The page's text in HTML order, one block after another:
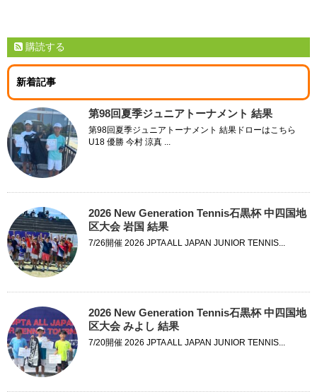
購読する
新着記事
第98回夏季ジュニアトーナメント 結果
第98回夏季ジュニアトーナメント 結果ドローはこちら
U18 優勝 今村 涼真 ...
2026 New Generation Tennis石黒杯 中四国地
区大会 岩国 結果
7/26開催 2026 JPTA ALL JAPAN JUNIOR TENNIS...
2026 New Generation Tennis石黒杯 中四国地
区大会 みよし 結果
7/20開催 2026 JPTA ALL JAPAN JUNIOR TENNIS...